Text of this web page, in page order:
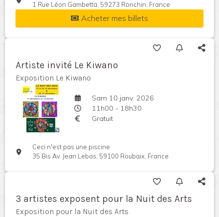
1 Rue Léon Gambetta, 59273 Ronchin, France
Acheter mes billets
Artiste invité Le Kiwano
Exposition Le Kiwano
Sam 10 janv. 2026
11h00 - 18h30
Gratuit
Ceci n'est pas une piscine
35 Bis Av. Jean Lebas, 59100 Roubaix, France
3 artistes exposent pour la Nuit des Arts
Exposition pour la Nuit des Arts